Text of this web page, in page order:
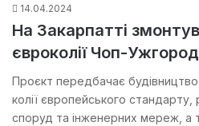
14.04.2024
На Закарпатті
євроколії Чоп-Ужгород
Проєкт передбачає будівництво
колії європейського
споруд та інженерних мереж, а